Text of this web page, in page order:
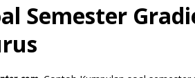
Semester